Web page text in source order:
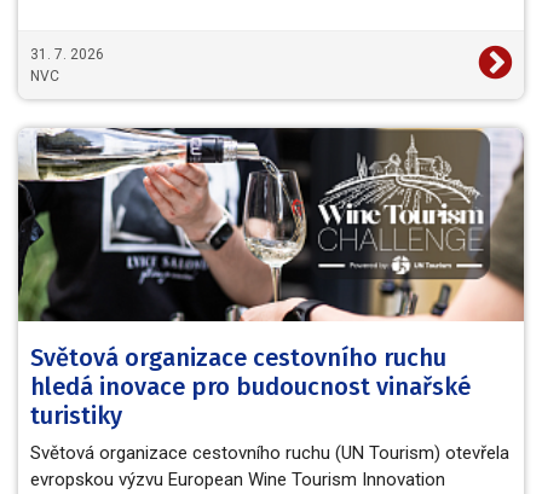
31. 7. 2026
NVC
Světová organizace cestovního ruchu
hledá inovace pro budoucnost vinařské
turistiky
Světová organizace cestovního ruchu (UN Tourism) otevřela
evropskou výzvu European Wine Tourism Innovation